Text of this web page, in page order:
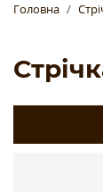
Головна